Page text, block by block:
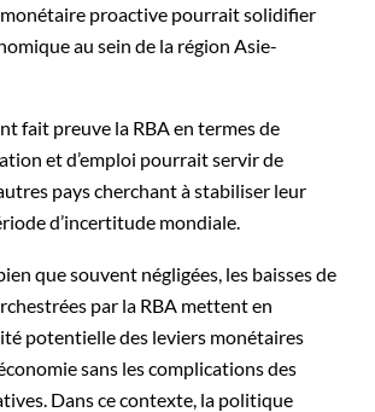
proactive pourrait solidifier
au sein de la région Asie-
fait preuve la RBA en termes de
et d’emploi pourrait servir de
pays cherchant à stabiliser leur
d’incertitude mondiale.
que souvent négligées, les baisses de
par la RBA mettent en
potentielle des leviers monétaires
sans les complications des
Dans ce contexte, la politique